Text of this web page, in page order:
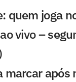
quem joga
vivo –
marcar após